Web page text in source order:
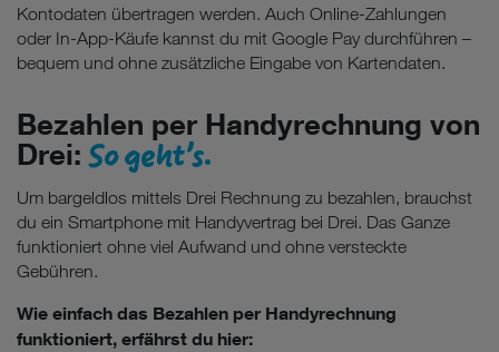
Kontodaten übertragen werden. Auch Online-Zahlungen
oder In-App-Käufe kannst du mit Google Pay durchführen –
bequem und ohne zusätzliche Eingabe von Kartendaten.
Bezahlen per Handyrechnung von
Drei: So geht's.
Um bargeldlos mittels Drei Rechnung zu bezahlen, brauchst
du ein Smartphone mit Handyvertrag bei Drei. Das Ganze
funktioniert ohne viel Aufwand und ohne versteckte
Gebühren.
Wie einfach das Bezahlen per Handyrechnung
funktioniert, erfährst du hier: